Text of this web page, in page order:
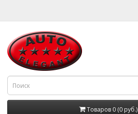
Товаров 0 (0 руб.)